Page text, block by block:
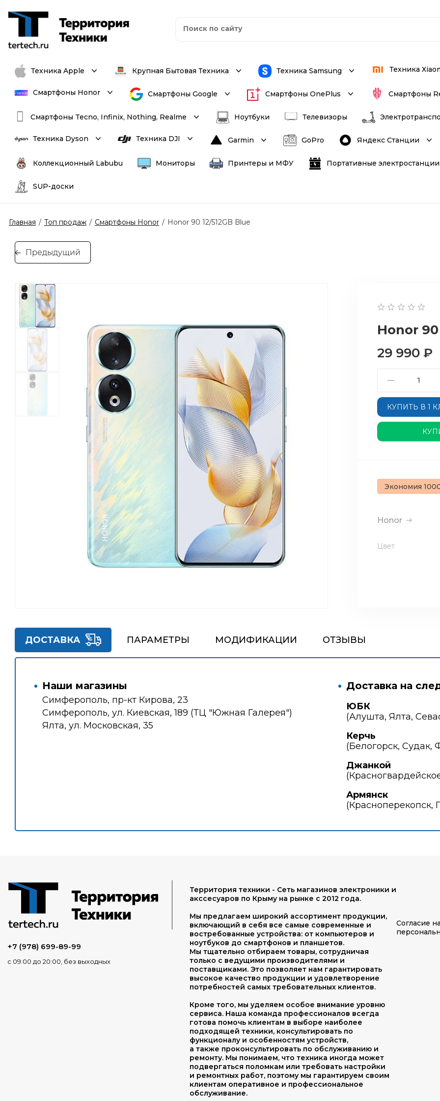
Техника Apple Крупная Бытовая Техника Техника Samsung Техника
Смартфоны Honor Смартфоны Google Смартфоны OnePlus Смартфоны
Смартфоны Tecno, Infinix, Nothing, Realme Ноутбуки Телевизоры
Техника Dyson Техника DJI Garmin GoPro Яндекс Станции
Коллекционный Labubu Мониторы Принтеры и МФУ Портативные электростанции
SUP-доски
Главная / Топ продаж / Смартфоны Honor / Honor 90 12/512GB Blue
Предыдущий
Honor 90
29 990 ₽
КУПИТЬ В 1
Экономия
Honor
Цвет
ДОСТАВКА ПАРАМЕТРЫ МОДИФИКАЦИИ ОТЗЫВЫ
Наши магазины
Симферополь, пр-кт Кирова, 23
Симферополь, ул. Киевская, 189 (ТЦ "Южная Галерея")
Ялта, ул. Московская, 35
Доставка на
ЮБК
(Алушта, Ялта,
Керчь
(Белогорск, Судак,
Джанкой
Армянск
(Красноперекопск,
+7 (978) 699-89-99
с 09:00 до 20:00, без выходных
Территория техники - Сеть магазинов электроники и
акссесуаров по Крыму на рынке с 2012 года.
Мы предлагаем широкий ассортимент продукции,
включающий в себя все самые современные и
востребованные устройства: от компьютеров и
ноутбуков до смартфонов и планшетов.
Мы тщательно отбираем товары, сотрудничая
только с ведущими производителями и
поставщиками. Это позволяет нам гарантировать
высокое качество продукции и удовлетворение
потребностей самых требовательных клиентов.
Кроме того, мы уделяем особое внимание уровню
сервиса. Наша команда профессионалов всегда
готова помочь клиентам в выборе наиболее
подходящей техники, консультировать по
функционалу и особенностям устройств,
а также проконсультировать по обслуживанию и
ремонту. Мы понимаем, что техника иногда может
подвергаться поломкам или требовать настройки
и ремонтных работ, поэтому мы гарантируем своим
клиентам оперативное и профессиональное
обслуживание.
Согласие